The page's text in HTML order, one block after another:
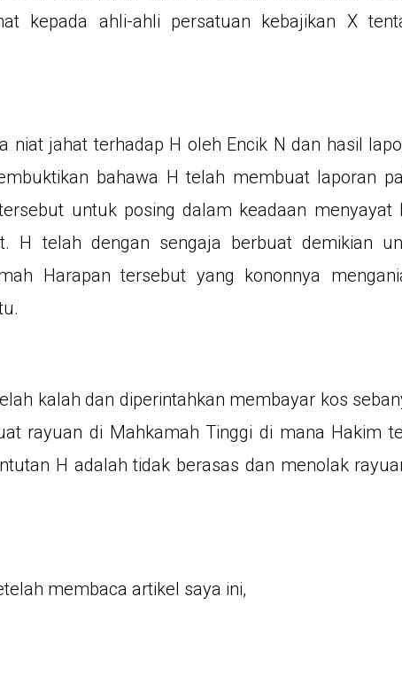
kepada ahli-ahli persatuan kebajikan X
niat jahat terhadap H oleh Encik N dan hasil
bahawa H telah membuat laporan
untuk posing dalam keadaan menyayat
H telah dengan sengaja berbuat demikian
Harapan tersebut yang kononnya
kalah dan diperintahkan membayar kos
rayuan di Mahkamah Tinggi di mana Hakim
H adalah tidak berasas dan menolak
membaca artikel saya ini,